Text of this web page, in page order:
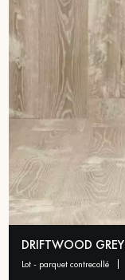
DRIFTWOOD GREY
lot - parquet contrecollé